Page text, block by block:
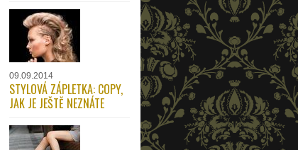
09.09.2014
STYLOVÁ ZÁPLETKA: COPY,
JAK JE JEŠTĚ NEZNÁTE